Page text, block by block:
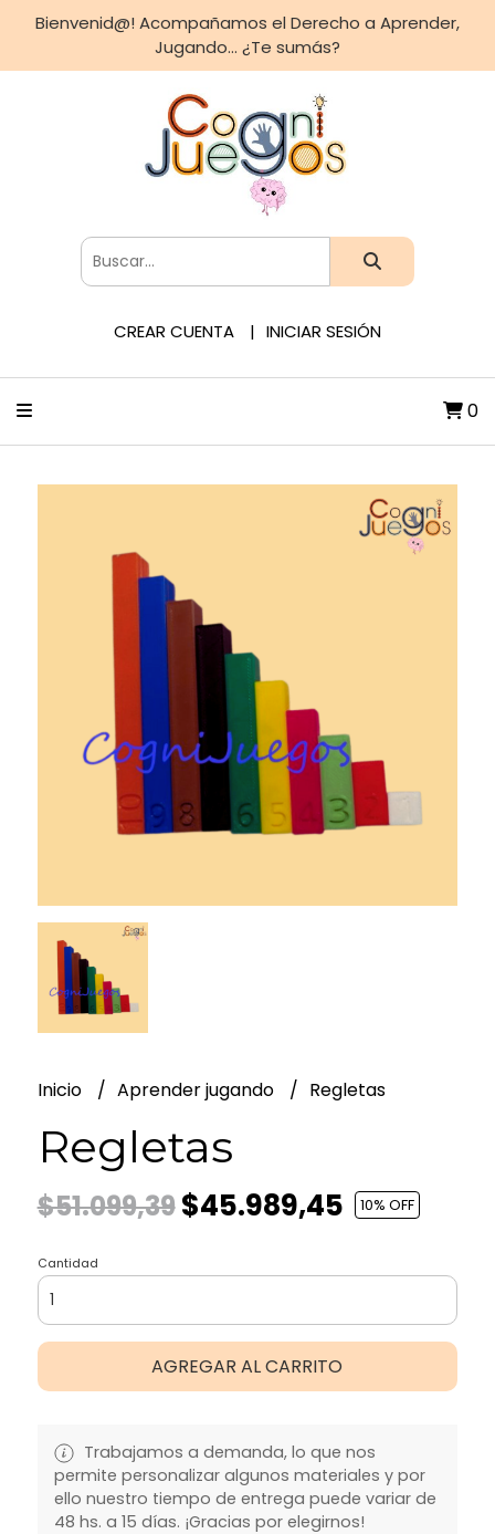
Bienvenid@! Acompañamos el Derecho a Aprender,
Jugando... ¿Te sumás?
CREAR CUENTA INICIAR SESIÓN
0
Inicio Aprender jugando Regletas
Regletas
$51.099,39$45.989,45 10% OFF
Cantidad
AGREGAR AL CARRITO
Trabajamos a demanda, lo que nos
permite personalizar algunos materiales y por
ello nuestro tiempo de entrega puede variar de
48 hs. a 15 días. ¡Gracias por elegirnos!